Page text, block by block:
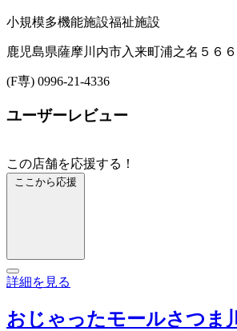
小規模多機能施設福祉施設
鹿児島県薩摩川内市入来町浦之名５６６
(F専) 0996-21-4336
ユーザーレビュー
この店舗を応援する！
ここから応援
詳細を見る
おじゃったモールさつま